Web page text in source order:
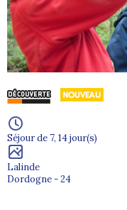
Séjour de 7, 14 jour(s)
Lalinde
Dordogne - 24